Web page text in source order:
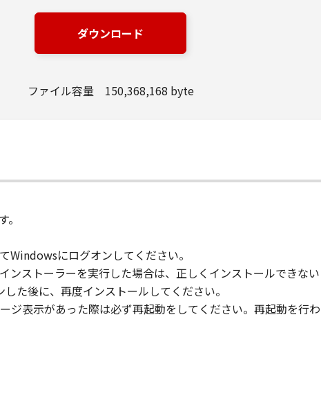
す。）において、「本ソフトウェア」を使用（本契約書にお
ルすること、またはコンピューターにおいて表示すること、
するための非独占的権利をお客様に対して許諾します。お客
上で、かかるコンピューターの使用者に対して「本ソフトウ
ンまたはキヤノンのライセンサーのいかなる知的財産権も、
諾されるものではありません。
部を修正、改変、逆コンパイル、逆アセンブル、その他リバ
行為をさせてはなりません。
ンまたはキヤノンのライセンサーの著作権表示を変更し、除
その内容によりキヤノンまたはキヤノンのライセンサーに帰属
ダウンロード
ファイル容量 150,368,168 byte
にログオンしてください。
ンストーラーを実行した場合は、正しくインストールできな
た後に、再度インストールしてください。
ジ表示があった際は必ず再起動をしてください。再起動を行